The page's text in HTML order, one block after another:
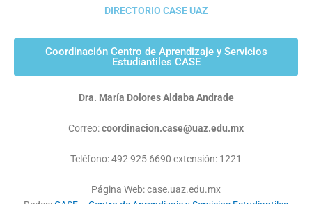
DIRECTORIO CASE UAZ
Coordinación Centro de Aprendizaje y Servicios
Estudiantiles CASE
Dra. María Dolores Aldaba Andrade
Correo:coordinacion.case@uaz.edu.mx
Teléfono: 492 925 6690 extensión: 1221
Página Web: case.uaz.edu.mx